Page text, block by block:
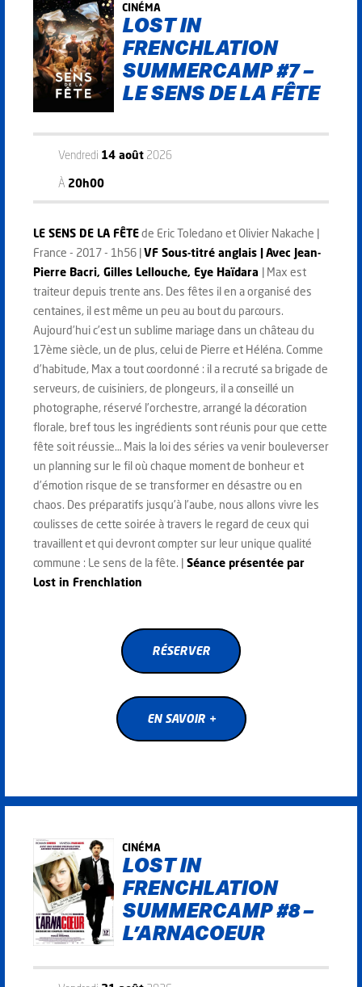
CINÉMA
LOST IN
FRENCHLATION
SUMMERCAMP #7 –
LE SENS DE LA FÊTE
Vendredi 14 août 2026
À 20h00
LE SENS DE LA FÊTEde Eric Toledano et Olivier Nakache |
France - 2017 - 1h56 |VF Sous-titré anglais |Avec Jean-
Pierre Bacri, Gilles Lellouche, Eye Haïdara | Max est
traiteur depuis trente ans. Des fêtes il en a organisé des
centaines, il est même un peu au bout du parcours.
Aujourd’hui c’est un sublime mariage dans un château du
17ème siècle, un de plus, celui de Pierre et Héléna. Comme
d’habitude, Max a tout coordonné : il a recruté sa brigade de
serveurs, de cuisiniers, de plongeurs, il a conseillé un
photographe, réservé l’orchestre, arrangé la décoration
florale, bref tous les ingrédients sont réunis pour que cette
fête soit réussie… Mais la loi des séries va venir bouleverser
un planning sur le fil où chaque moment de bonheur et
d’émotion risque de se transformer en désastre ou en
chaos. Des préparatifs jusqu’à l’aube, nous allons vivre les
coulisses de cette soirée à travers le regard de ceux qui
travaillent et qui devront compter sur leur unique qualité
commune : Le sens de la fête. | Séance présentée par
Lost in Frenchlation
RÉSERVER
EN SAVOIR +
CINÉMA
LOST IN
FRENCHLATION
SUMMERCAMP #8 –
L’ARNACOEUR